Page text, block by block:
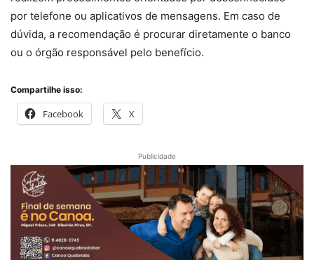
por telefone ou aplicativos de mensagens. Em caso de
dúvida, a recomendação é procurar diretamente o banco
ou o órgão responsável pelo benefício.
Compartilhe isso:
Facebook X
Publicidade